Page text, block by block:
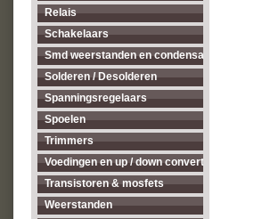
Relais
Schakelaars
Smd weerstanden en condensatoren
Solderen / Desolderen
Spanningsregelaars
Spoelen
Trimmers
Voedingen en up / down converters
Transistoren & mosfets
Weerstanden